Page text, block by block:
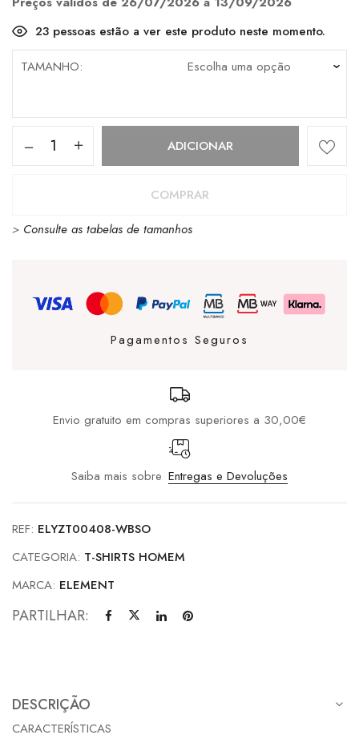
23 pessoas estão a ver este produto neste momento.
TAMANHO
Quantidade
Element
Egret
ADICIONAR
COMPRAR
> Consulte as tabelas de tamanhos
Pagamentos Seguros
Envio gratuito em compras superiores a 30,00€
Saiba mais sobre Entregas e Devoluções
REF: ELYZT00408-WBSO
CATEGORIA: T-SHIRTS HOMEM
MARCA: ELEMENT
PARTILHAR:
DESCRIÇÃO
CARACTERÍSTICAS